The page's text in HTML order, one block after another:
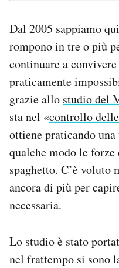
Dal 2005 sappiamo
rompono in tre o più
continuare a
praticamente
grazie allo studio del
sta nel «controllo
ottiene praticando
qualche modo le
spaghetto. C’è
ancora di più per
necessaria.
Lo studio è stato
nel frattempo si sono